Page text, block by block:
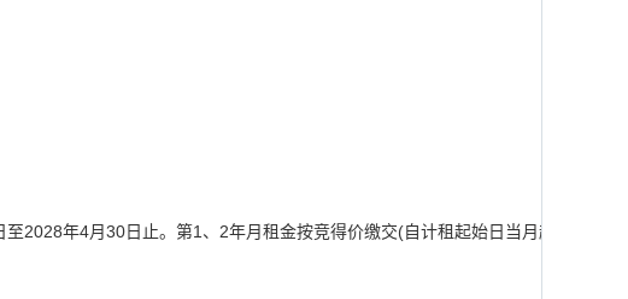
2028年4月30日止。第1、2年月租金按竞得价缴交(自计租起始日当月起